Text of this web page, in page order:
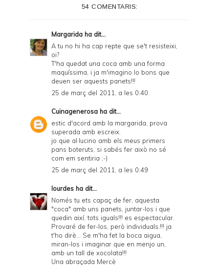
54 COMENTARIS:
Margarida ha dit...
A tu no hi ha cap repte que se't resisteixi,
oi?
T'ha quedat una coca amb una forma
maquíssima, i ja m'imagino lo bons que
deuen ser aquests panets!!!
25 de març del 2011, a les 0:40
Cuinagenerosa ha dit...
estic d'acord amb la margarida, prova
superada amb escreix.
jo que al·lucino amb els meus primers
pans boteruts, si sabés fer això no sé
com em sentiria ;-)
25 de març del 2011, a les 0:49
lourdes ha dit...
Només tu ets capaç de fer, aquesta
"coca" amb uns panets, juntar-los i que
quedin així, tots iguals!!! es espectacular.
Provaré de fer-los, però individuals.!!! ja
t'ho dirè... Se m'ha fet la boca aigua,
miran-los i imaginar que en menjo un,
amb un tall de xocolata!!!
Una abraçada Mercè